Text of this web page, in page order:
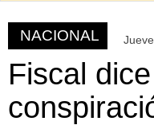
NACIONAL
Fiscal